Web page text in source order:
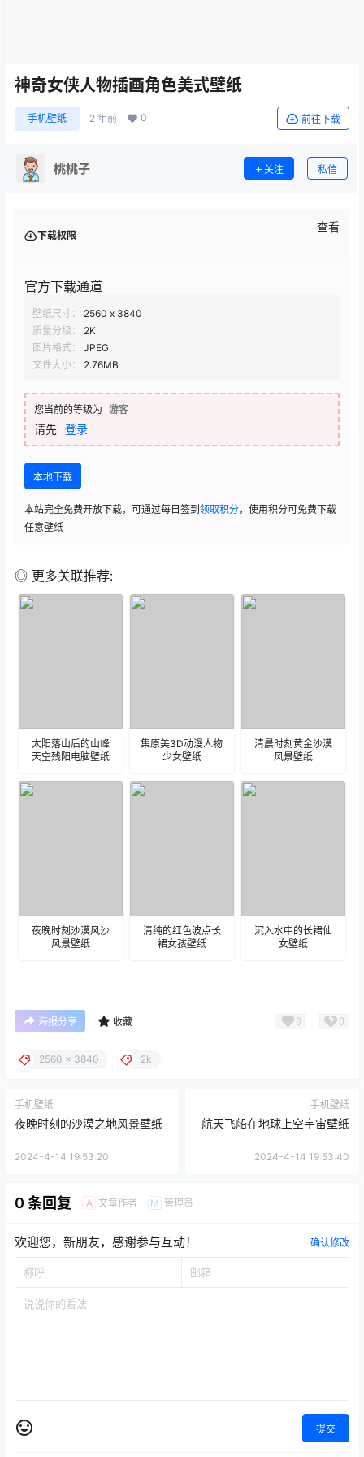
神奇女侠人物插画角色美式壁纸
手机壁纸 2 年前 0 前往下载
桃桃子 关注 私信
下载权限
查看
官方下载通道
壁纸尺寸：
2560 x 3840
质量分级：
2K
图片格式：
JPEG
文件大小：
2.76MB
您当前的等级为 游客
请先 登录
本地下载
本站完全免费开放下载，可通过每日签到 领取积分，使用积分可免费下载
任意壁纸
◎ 更多关联推荐:
太阳落山后的山峰
天空残阳电脑壁纸
集原美3D动漫人物
少女壁纸
清晨时刻黄金沙漠
风景壁纸
夜晚时刻沙漠风沙
风景壁纸
清纯的红色波点长
裙女孩壁纸
沉入水中的长裙仙
女壁纸
海报分享 收藏 0 0
2560 x 3840 2k
手机壁纸
夜晚时刻的沙漠之地风景壁纸
2024-4-14 19:53:20
手机壁纸
航天飞船在地球上空宇宙壁纸
2024-4-14 19:53:40
0 条回复 A 文章作者 M 管理员
欢迎您，新朋友，感谢参与互动！ 确认修改
提交